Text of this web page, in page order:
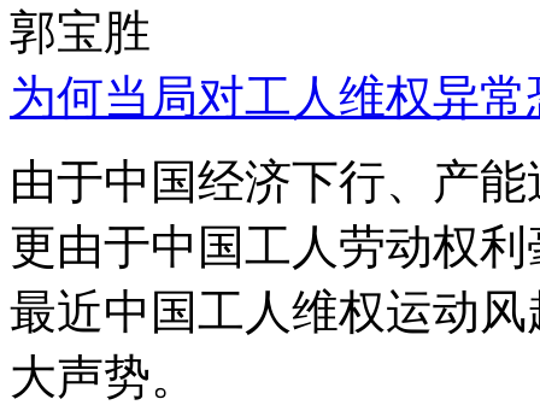
郭宝胜
为何当局对工人维权异
由于中国经济下行、产
更由于中国工人劳动权
最近中国工人维权运动
大声势。